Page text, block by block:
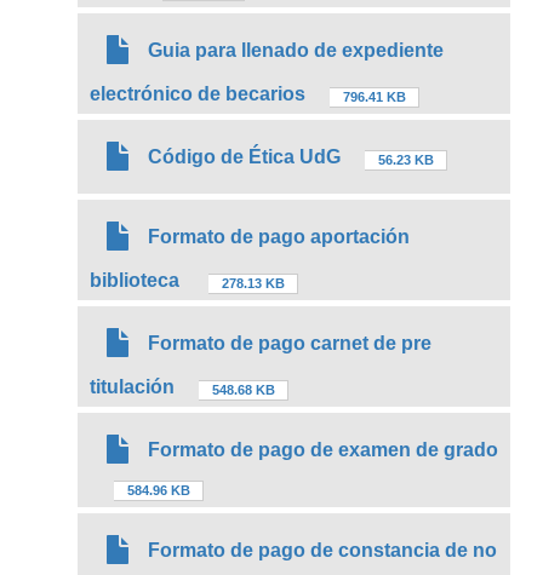
Guia para llenado de expediente
electrónico de becarios 796.41 KB
Código de Ética UdG 56.23 KB
Formato de pago aportación
biblioteca 278.13 KB
Formato de pago carnet de pre
titulación 548.68 KB
Formato de pago de examen de grado
584.96 KB
Formato de pago de constancia de no